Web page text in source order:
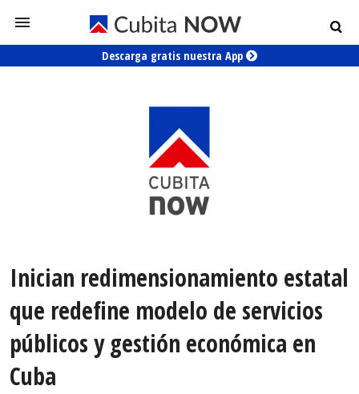
Descarga gratis nuestra App
Inician redimensionamiento estatal
que redefine modelo de servicios
públicos y gestión económica en
Cuba